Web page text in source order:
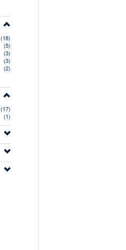
(18)
(5)
(3)
(3)
(2)
(17)
(1)